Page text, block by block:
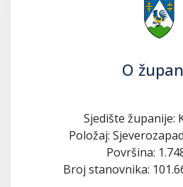
O
Sjedište županije:
Položaj:
Površina:
Broj stanovnika: